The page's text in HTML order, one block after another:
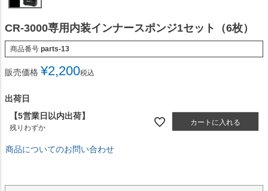
CR-3000専用内装インナースポンジ1セット（6枚）
商品番号 parts-13
販売価格 ¥2,200税込
出荷日
【5営業日以内出荷】
残りわずか
カートに入れる
商品についてのお問い合わせ